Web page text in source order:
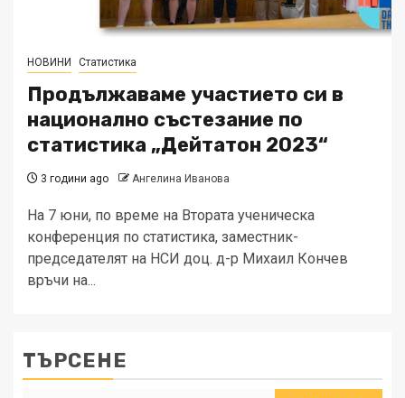
НОВИНИ Статистика
Продължаваме участието си в
национално състезание по
статистика „Дейтатон 2023“
3 години ago Ангелина Иванова
На 7 юни, по време на Втората ученическа
конференция по статистика, заместник-
председателят на НСИ доц. д-р Михаил Кончев
връчи на...
ТЪРСЕНЕ